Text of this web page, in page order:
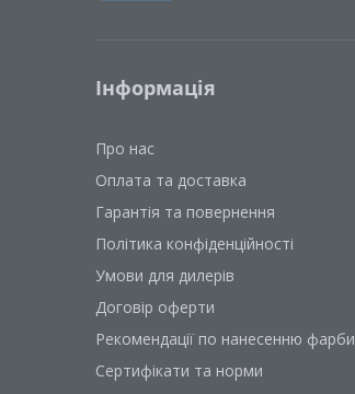
Інформація
Про нас
Оплата та доставка
Гарантія та повернення
Політика конфіденційності
Умови для дилерів
Договір оферти
Рекомендації по нанесенню фарби
Сертифікати та норми